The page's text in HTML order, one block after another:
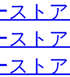
スト
スト
スト